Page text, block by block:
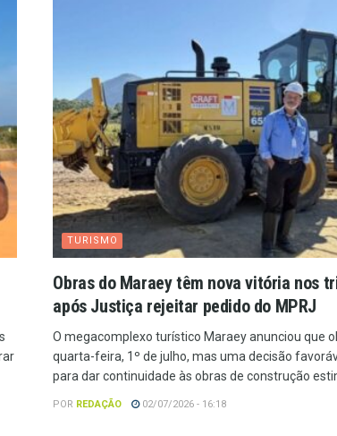
TURISMO
Obras do Maraey têm nova vitória nos
após Justiça rejeitar pedido do MPRJ
O megacomplexo turístico Maraey anunciou que
quarta-feira, 1º de julho, mas uma decisão
para dar continuidade às obras de construção
POR REDAÇÃO 02/07/2026 - 16:18